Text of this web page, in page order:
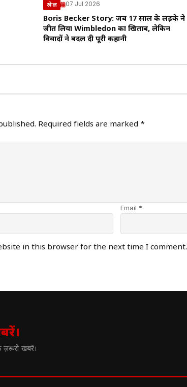
खेल 07 Jul 2026
Boris Becker Story: जब 17 साल के लड़के ने
जीत लिया Wimbledon का खिताब, लेकिन
विवादों ने बदल दी पूरी कहानी
Required fields are marked *
Email *
in this browser for the next time I comment.
ज़रूरी खबरें।